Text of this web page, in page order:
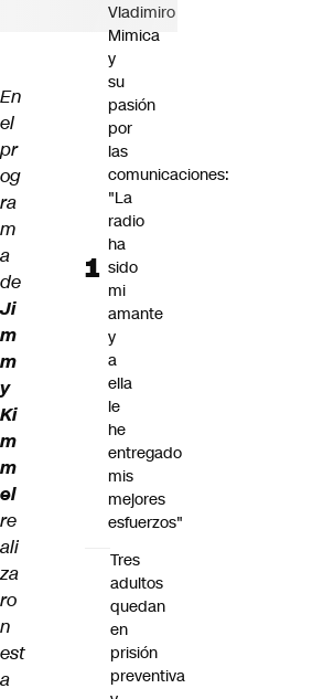
En
el
pr
og
ra
m
a
de
Ji
m
m
y
Ki
m
m
el
re
ali
za
ro
n
est
a
Vladimiro
Mimica
y
su
pasión
por
las
comunicaciones:
"La
radio
ha
sido
mi
amante
y
a
ella
le
he
entregado
mis
mejores
esfuerzos"
Tres
adultos
quedan
en
prisión
preventiva